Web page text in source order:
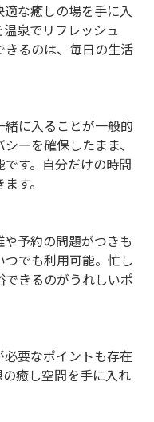
な癒しの場を手に入
泉でリフレッシュ
きるのは、毎日の生活
に入ることが一般的
ーを確保したまま、
す。自分だけの時間
す。
予約の問題がつきも
でも利用可能。忙し
きるのがうれしいポ
要なポイントも存在
癒し空間を手に入れ